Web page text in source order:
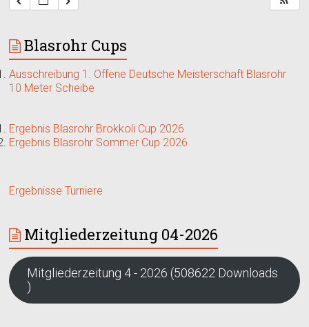
Blasrohr Cups
Ausschreibung 1. Offene Deutsche Meisterschaft Blasrohr
10 Meter Scheibe
Ergebnis Blasrohr Brokkoli Cup 2026
Ergebnis Blasrohr Sommer Cup 2026
Ergebnisse Turniere
Mitgliederzeitung 04-2026
Mitgliederzeitung 4 - 2026 (508622 Downloads
)